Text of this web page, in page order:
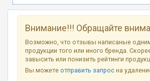
Внимание!!! Обращайте
Возможно, что отзывы написаные
продукции того или иного бренда.
завысить или понизить рейтинги
Вы можетеотправить запрос на